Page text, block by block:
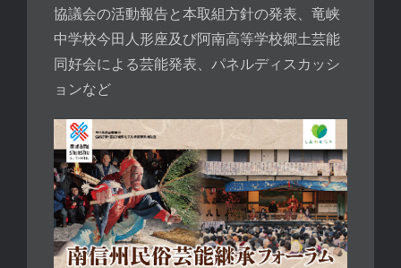
協議会の活動報告と本取組方針の発表、竜峡
中学校今田人形座及び阿南高等学校郷土芸能
同好会による芸能発表、パネルディスカッシ
ョンなど